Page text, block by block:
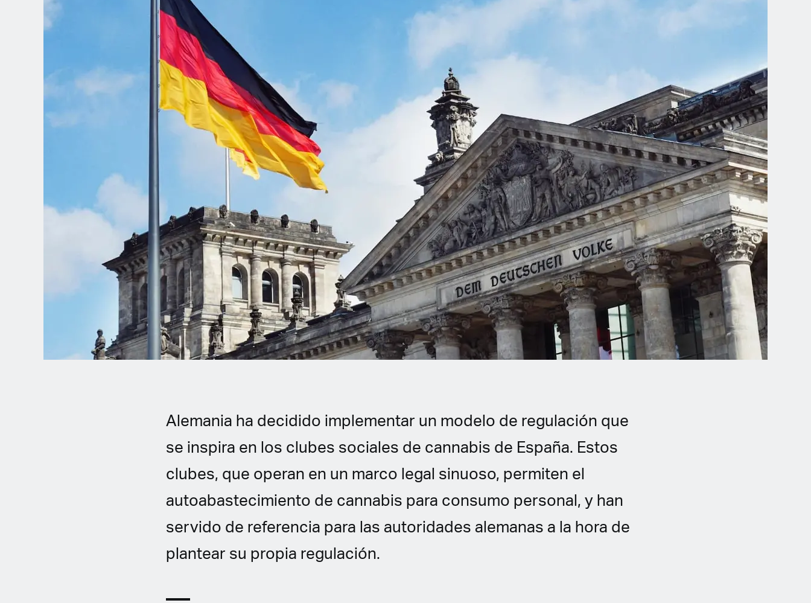
Dutch
English (United Kingdom)
English (United States)
Spanish (Spain)
Alemania ha decidido implementar un modelo de regulación que
se inspira en los clubes sociales de cannabis de España. Estos
clubes, que operan en un marco legal sinuoso, permiten el
autoabastecimiento de cannabis para consumo personal, y han
servido de referencia para las autoridades alemanas a la hora de
plantear su propia regulación.